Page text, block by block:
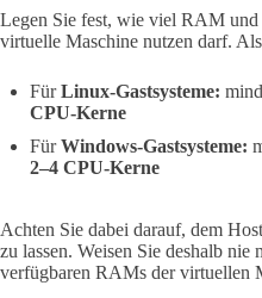
Legen Sie fest, wie viel RAM
virtuelle Maschine nutzen darf.
FürLinux-Gastsysteme:
CPU-Kerne
FürWindows-Gastsysteme:
2–4 CPU-Kerne
Achten Sie dabei darauf, dem
zu lassen. Weisen Sie deshalb nie
verfügbaren RAMs der virtuellen